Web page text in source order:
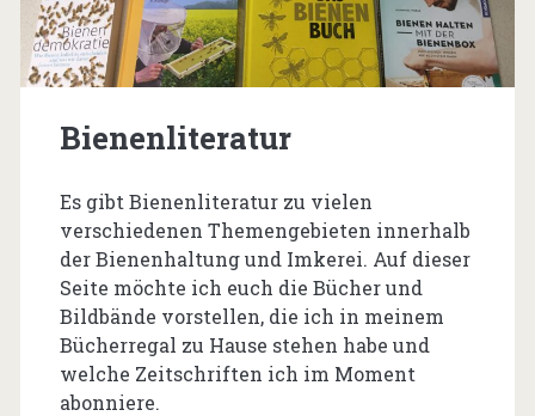
Bienenliteratur
Es gibt Bienenliteratur zu vielen
verschiedenen Themengebieten innerhalb
der Bienenhaltung und Imkerei. Auf dieser
Seite möchte ich euch die Bücher und
Bildbände vorstellen, die ich in meinem
Bücherregal zu Hause stehen habe und
welche Zeitschriften ich im Moment
abonniere.